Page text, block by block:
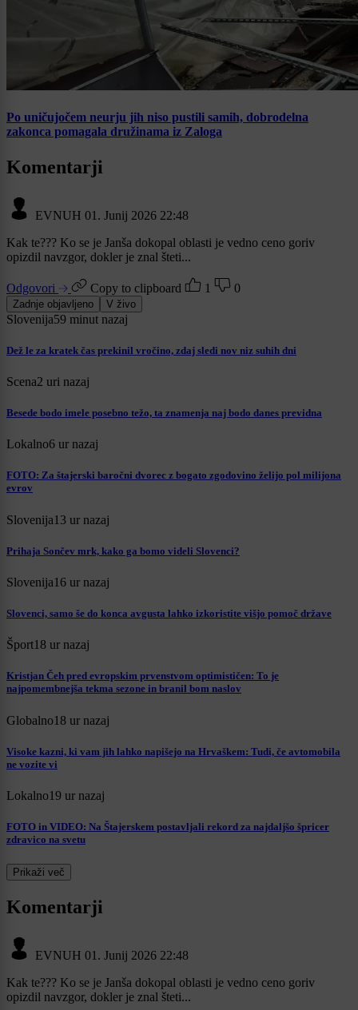
Po uničujočem neurju jih niso pustili samih, dobrodelna
zakonca pomagala družinama iz Zaloga
Komentarji
EVNUH 01. Junij 2026 22:48
Kak te??? Ko se je Janša dokopal oblasti je vedno ceno goriv
opizdil navzgor, dokler je znal šteti...
Odgovori Copy to clipboard 1 0
Zadnje objavljeno V živo
Slovenija59 minut nazaj
Dež le za kratek čas prekinil vročino, zdaj sledi nov niz suhih dni
Scena2 uri nazaj
Besede bodo imele posebno težo, ta znamenja naj bodo danes previdna
Lokalno6 ur nazaj
FOTO: Za štajerski baročni dvorec z bogato zgodovino želijo pol milijona
evrov
Slovenija13 ur nazaj
Prihaja Sončev mrk, kako ga bomo videli Slovenci?
Slovenija16 ur nazaj
Slovenci, samo še do konca avgusta lahko izkoristite višjo pomoč države
Šport18 ur nazaj
Kristjan Čeh pred evropskim prvenstvom optimističen: To je
najpomembnejša tekma sezone in branil bom naslov
Globalno18 ur nazaj
Visoke kazni, ki vam jih lahko napišejo na Hrvaškem: Tudi, če avtomobila
ne vozite vi
Lokalno19 ur nazaj
FOTO in VIDEO: Na Štajerskem postavljali rekord za najdaljšo špricer
zdravico na svetu
Prikaži več
Komentarji
EVNUH 01. Junij 2026 22:48
Kak te??? Ko se je Janša dokopal oblasti je vedno ceno goriv
opizdil navzgor, dokler je znal šteti...